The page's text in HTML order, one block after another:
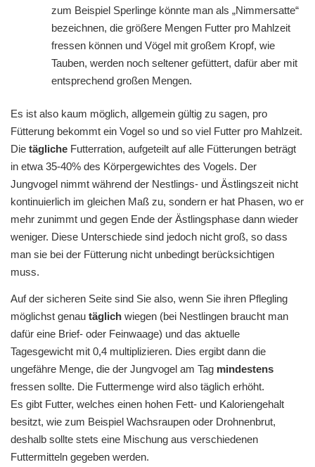
zum Beispiel Sperlinge könnte man als „Nimmersatte“
bezeichnen, die größere Mengen Futter pro Mahlzeit
fressen können und Vögel mit großem Kropf, wie
Tauben, werden noch seltener gefüttert, dafür aber mit
entsprechend großen Mengen.
Es ist also kaum möglich, allgemein gültig zu sagen, pro
Fütterung bekommt ein Vogel so und so viel Futter pro Mahlzeit.
Die tägliche Futterration, aufgeteilt auf alle Fütterungen beträgt
in etwa 35-40% des Körpergewichtes des Vogels. Der
Jungvogel nimmt während der Nestlings- und Ästlingszeit nicht
kontinuierlich im gleichen Maß zu, sondern er hat Phasen, wo er
mehr zunimmt und gegen Ende der Ästlingsphase dann wieder
weniger. Diese Unterschiede sind jedoch nicht groß, so dass
man sie bei der Fütterung nicht unbedingt berücksichtigen
muss.
Auf der sicheren Seite sind Sie also, wenn Sie ihren Pflegling
möglichst genau täglich wiegen (bei Nestlingen braucht man
dafür eine Brief- oder Feinwaage) und das aktuelle
Tagesgewicht mit 0,4 multiplizieren. Dies ergibt dann die
ungefähre Menge, die der Jungvogel am Tag mindestens
fressen sollte. Die Futtermenge wird also täglich erhöht.
Es gibt Futter, welches einen hohen Fett- und Kaloriengehalt
besitzt, wie zum Beispiel Wachsraupen oder Drohnenbrut,
deshalb sollte stets eine Mischung aus verschiedenen
Futtermitteln gegeben werden.